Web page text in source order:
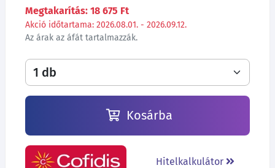
Megtakarítás: 18 675 Ft
Akció időtartama: 2026.08.01. - 2026.09.12.
Az árak az áfát tartalmazzák.
Kosárba
Hitelkalkulátor